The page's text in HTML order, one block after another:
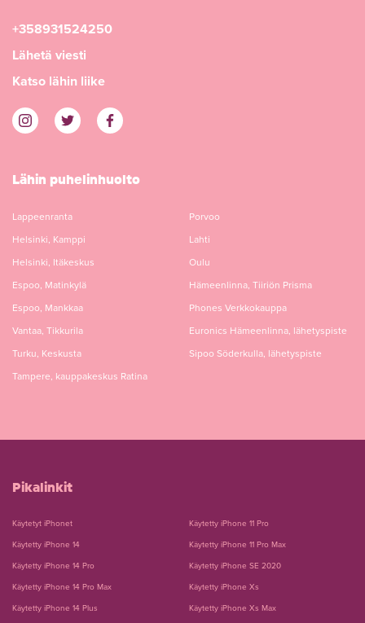
+358931524250
Lähetä viesti
Katso lähin liike
Lähin puhelinhuolto
Lappeenranta
Helsinki, Kamppi
Helsinki, Itäkeskus
Espoo, Matinkylä
Espoo, Mankkaa
Vantaa, Tikkurila
Turku, Keskusta
Tampere, kauppakeskus Ratina
Porvoo
Lahti
Oulu
Hämeenlinna, Tiiriön Prisma
Phones Verkkokauppa
Euronics Hämeenlinna, lähetyspiste
Sipoo Söderkulla, lähetyspiste
Pikalinkit
Käytetyt iPhonet
Käytetty iPhone 14
Käytetty iPhone 14 Pro
Käytetty iPhone 14 Pro Max
Käytetty iPhone 14 Plus
Käytetty iPhone 11 Pro
Käytetty iPhone 11 Pro Max
Käytetty iPhone SE 2020
Käytetty iPhone Xs
Käytetty iPhone Xs Max